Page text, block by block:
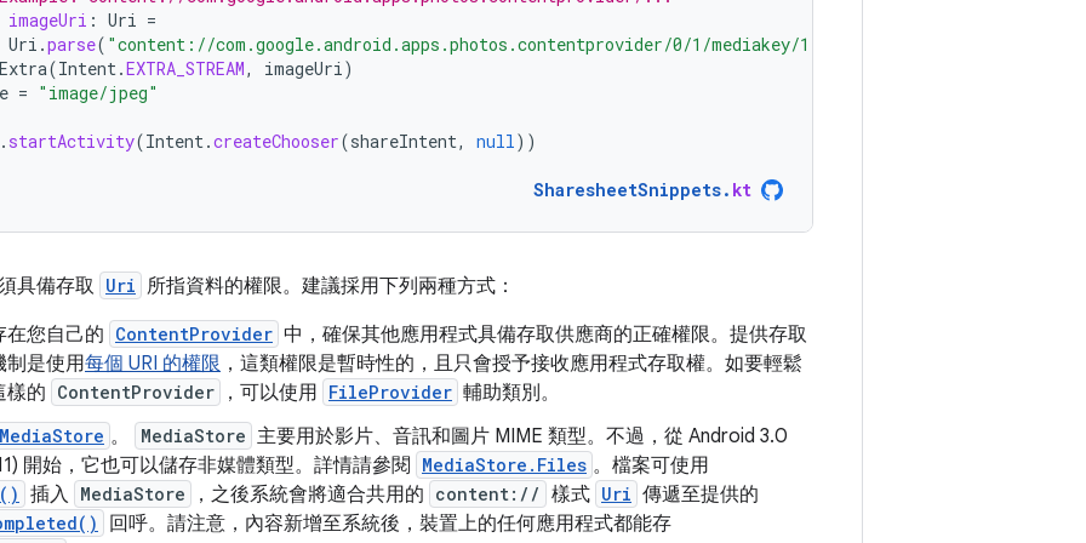
imageUri : Uri =
Uri .parse( "content://com.google.android.apps.photos.contentprovider/0/1/mediakey/1"
(Intent.EXTRA_STREAM, imageUri)
= "image/jpeg"
. startActivity(Intent.createChooser(shareIntent, null))
SharesheetSnippets. kt
具備存取 Uri 所指資料的權限。建議採用下列兩種方式：
在您自己的 ContentProvider 中，確保其他應用程式具備存取供應商的正確權限。提供存取
制是使用每個 URI 的權限 ，這類權限是暫時性的，且只會授予接收應用程式存取權。如要輕鬆
樣的 ContentProvider ，可以使用 FileProvider 輔助類別。
MediaStore 。 MediaStore 主要用於影片、音訊和圖片 MIME 類型。不過，從 Android 3.0
開始，它也可以儲存非媒體類型。詳情請參閱
MediaStore.Files 。檔案可使用
插入 MediaStore ，之後系統會將適合共用的 content:// 樣式 Uri 傳遞至提供的
回呼。請注意，內容新增至系統後，裝置上的任何應用程式都能存